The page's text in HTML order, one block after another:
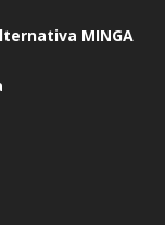
MINGA